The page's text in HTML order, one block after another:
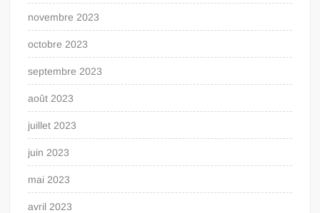
novembre 2023
octobre 2023
septembre 2023
août 2023
juillet 2023
juin 2023
mai 2023
avril 2023